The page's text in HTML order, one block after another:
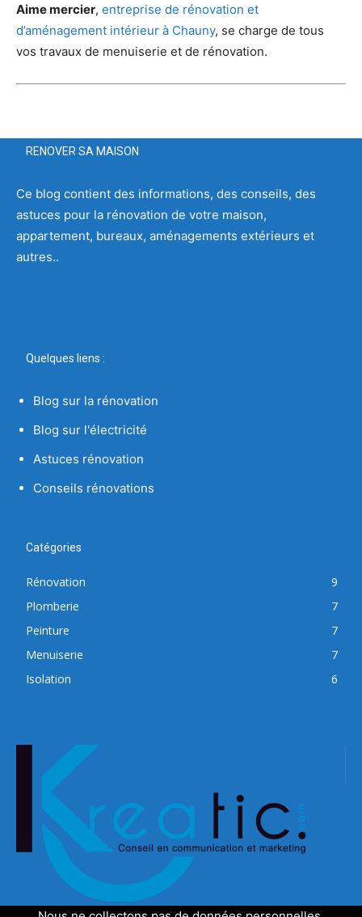
Aime mercier, entreprise de rénovation et
d’aménagement intérieur à Chauny, se charge de tous
vos travaux de menuiserie et de rénovation.
RENOVER SA MAISON
Ce blog contient des informations, des conseils, des
astuces pour la rénovation de votre maison,
appartement, bureaux, aménagements extérieurs et
autres..
Quelques liens :
Blog sur la rénovation
Blog sur l'électricité
Astuces rénovation
Conseils rénovations
Catégories
Rénovation
9
Plomberie
7
Peinture
7
Menuiserie
7
Isolation
6